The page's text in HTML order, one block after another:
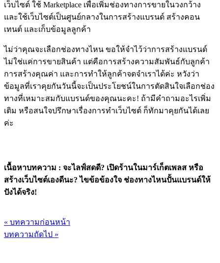
เว็บไซต์ ใช้ Marketplace เพื่อเพิ่มช่องทางการขายในวงกว้าง
และใช้เว็บไซต์เป็นศูนย์กลางในการสร้างแบรนด์ สร้างคอน
เทนต์ และเก็บข้อมูลลูกค้า
ไม่ว่าคุณจะเลือกช่องทางไหน ขอให้จำไว้ว่าการสร้างแบรนด์
ไม่ใช่แค่การขายสินค้า แต่คือการสร้างความสัมพันธ์กับลูกค้า
การสร้างคุณค่า และการทำให้ลูกค้าจดจำเราได้ค่ะ หวังว่า
ข้อมูลที่เราคุยกันวันนี้จะเป็นประโยชน์ในการตัดสินใจเลือกช่อง
ทางที่เหมาะสมกับแบรนด์ของคุณนะคะ! ถ้ามีคำถามอะไรเพิ่ม
เติม หรือสนใจปรึกษาเรื่องการทำเว็บไซต์ ก็ทักมาคุยกันได้เลย
ค่ะ
เนื้อหาบทความ : จะไลฟ์สดดี? เปิดร้านในมาร์เก็ตเพลส หรือ
สร้างเว็บไซต์เองดีนะ? ไขข้อข้องใจ ช่องทางไหนปั้นแบรนด์ให้
ปังได้จริง!
« บทความก่อนหน้า
บทความถัดไป »